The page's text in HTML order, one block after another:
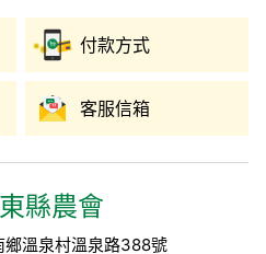
縣農會
鄉溫泉村溫泉路388號
付款方式
客服信箱